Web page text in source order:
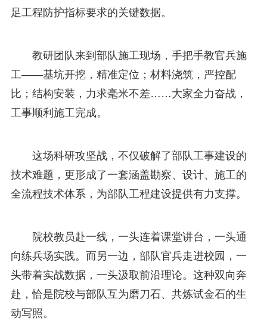
足工程防护指标要求的关键数据。
教研团队来到部队施工现场，手把手教官兵施
工——基坑开挖，精准定位；材料浇筑，严控配
比；结构安装，力求毫米不差……大家全力奋战，
工事顺利施工完成。
这场科研攻坚战，不仅破解了部队工事建设的
技术难题，更形成了一套涵盖勘察、设计、施工的
全流程技术体系，为部队工程建设提供有力支撑。
院校教员赴一线，一头连着课堂讲台，一头通
向练兵场实践。而另一边，部队官兵走进校园，一
头带着实战数据，一头汲取前沿理论。这种双向奔
赴，恰是院校与部队互为磨刀石、共炼试金石的生
动写照。